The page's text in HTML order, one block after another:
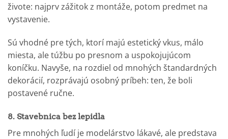
živote: najprv zážitok z montáže, potom predmet na
vystavenie.
Sú vhodné pre tých, ktorí majú estetický vkus, málo
miesta, ale túžbu po presnom a uspokojujúcom
koníčku. Navyše, na rozdiel od mnohých štandardných
dekorácií, rozprávajú osobný príbeh: ten, že boli
postavené ručne.
8. Stavebnica bez lepidla
Pre mnohých ľudí je modelárstvo lákavé, ale predstava